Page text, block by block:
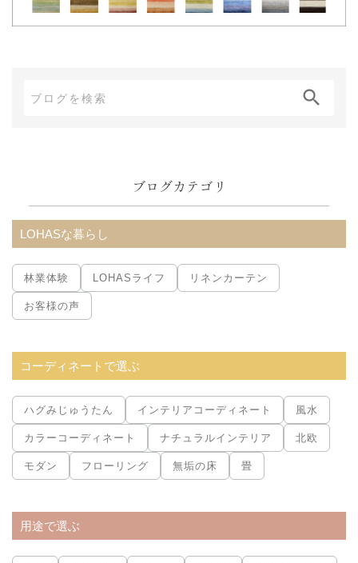
ブ
ブログカテゴリ
LOHASな暮らし
林業体験 LOHASライフ リネンカーテン
お客様の声
コーディネートで選ぶ
ハグみじゅうたん インテリアコーディネート 風水
カラーコーディネート ナチュラルインテリア 北欧
モダン フローリング 無垢の床 畳
用途で選ぶ